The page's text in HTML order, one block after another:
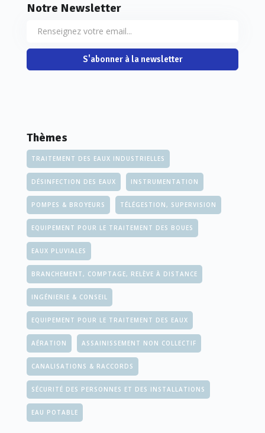
Notre Newsletter
S'abonner à la newsletter
Thèmes
TRAITEMENT DES EAUX INDUSTRIELLES
DÉSINFECTION DES EAUX INSTRUMENTATION
POMPES & BROYEURS TÉLÉGESTION, SUPERVISION
EQUIPEMENT POUR LE TRAITEMENT DES BOUES
EAUX PLUVIALES
BRANCHEMENT, COMPTAGE, RELÈVE À DISTANCE
INGÉNIERIE & CONSEIL
EQUIPEMENT POUR LE TRAITEMENT DES EAUX
AÉRATION ASSAINISSEMENT NON COLLECTIF
CANALISATIONS & RACCORDS
SÉCURITÉ DES PERSONNES ET DES INSTALLATIONS
EAU POTABLE